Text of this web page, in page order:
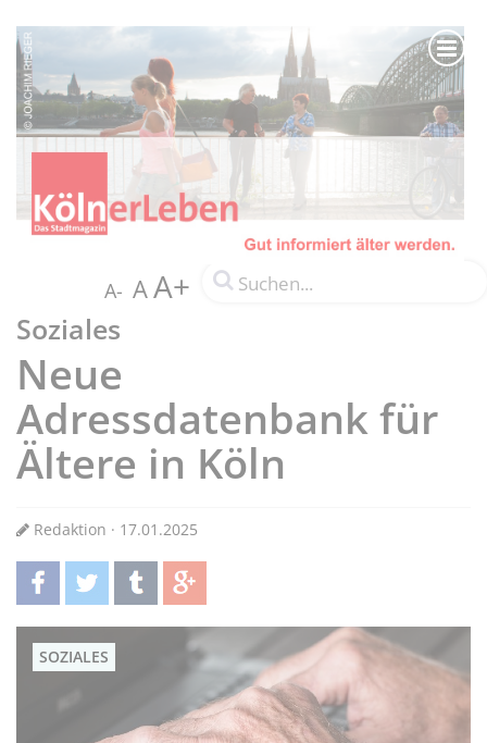
A- AA+
Soziales
Neue
Adressdatenbank für
Ältere in Köln
Redaktion · 17.01.2025
teilentwittern teilen teilen
SOZIALES